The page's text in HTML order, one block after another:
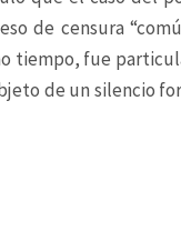
de censura
tiempo, fue
de un silencio